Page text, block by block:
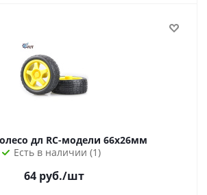
D5021 колесо дл RC-модели 66х26мм
Есть в наличии (1)
64 руб./шт